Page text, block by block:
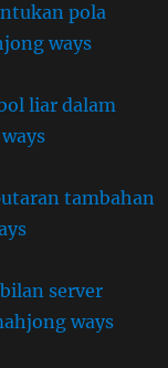
pola
ways
liar dalam
tambahan
server
ways